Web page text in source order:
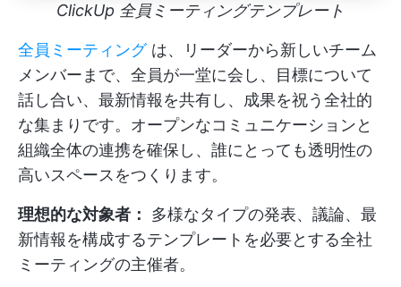
ClickUp 全員ミーティングテンプレート
全員ミーティングは、リーダーから新しいチーム
メンバーまで、全員が一堂に会し、目標について
話し合い、最新情報を共有し、成果を祝う全社的
な集まりです。オープンなコミュニケーションと
組織全体の連携を確保し、誰にとっても透明性の
高いスペースをつくります。
理想的な対象者：
多様なタイプの発表、議論、最
新情報を構成するテンプレートを必要とする全社
ミーティングの主催者。